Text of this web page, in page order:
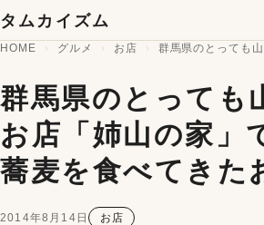
コンテンツへスキップ
タムカイズム
HOME グルメ お店 群馬県のとっても
群馬県のとっても
お店「姉山の家」
蕎麦を食べてきた
2014年8月14日 お店